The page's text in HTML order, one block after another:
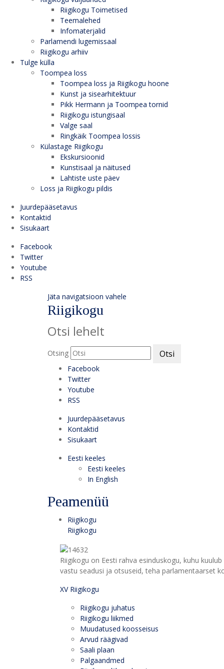
Riigikogu Toimetised
Teemalehed
Infomaterjalid
Parlamendi lugemissaal
Riigikogu arhiiv
Tulge külla
Toompea loss
Toompea loss ja Riigikogu hoone
Kunst ja sisearhitektuur
Pikk Hermann ja Toompea tornid
Riigikogu istungisaal
Valge saal
Ringkäik Toompea lossis
Külastage Riigikogu
Ekskursioonid
Kunstisaal ja näitused
Lahtiste uste päev
Loss ja Riigikogu pildis
Juurdepääsetavus
Kontaktid
Sisukaart
Facebook
Twitter
Youtube
RSS
Jäta navigatsioon vahele
Riigikogu
Otsi lehelt
Otsing Otsi
Facebook
Twitter
Youtube
RSS
Juurdepääsetavus
Kontaktid
Sisukaart
Eesti keeles
Eesti keeles
In English
Peamenüü
Riigikogu
Riigikogu
Riigikogu on Eesti rahva esinduskogu, kuhu
vastu seadusi ja otsuseid, teha parlamentaarset
XV Riigikogu
Riigikogu juhatus
Riigikogu liikmed
Muudatused koosseisus
Arvud räägivad
Saali plaan
Palgaandmed